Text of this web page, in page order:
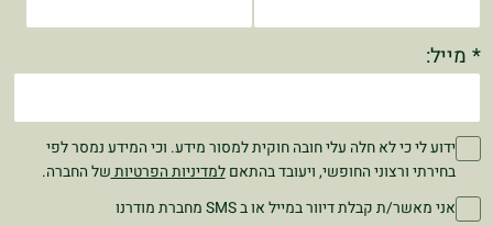
* מייל:
ידוע לי כי לא חלה עלי חובה חוקית למסור מידע. וכי המידע נמסר לפי
בחירתי ורצוני החופשי, ויעובד בהתאםלמדיניות הפרטיות של החברה.
אני מאשר/ת קבלת דיוור במייל או ב SMS מחברת מודרנו